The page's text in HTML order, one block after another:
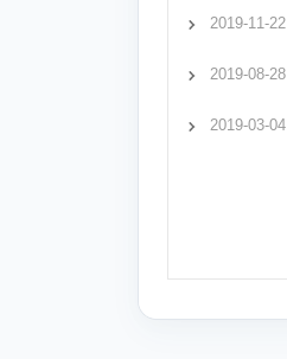
2019-11-22
2019-08-28
2019-03-04